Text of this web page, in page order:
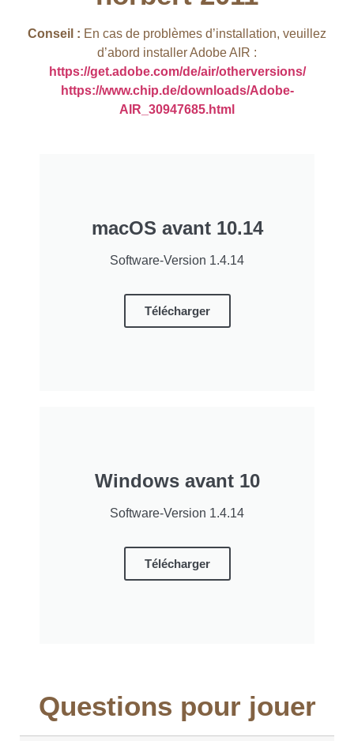
Conseil : En cas de problèmes d’installation, veuillez
d’abord installer Adobe AIR :
https://get.adobe.com/de/air/otherversions/
https://www.chip.de/downloads/Adobe-
AIR_30947685.html
macOS avant 10.14
Software-Version 1.4.14
Télécharger
Windows avant 10
Software-Version 1.4.14
Télécharger
Questions pour jouer